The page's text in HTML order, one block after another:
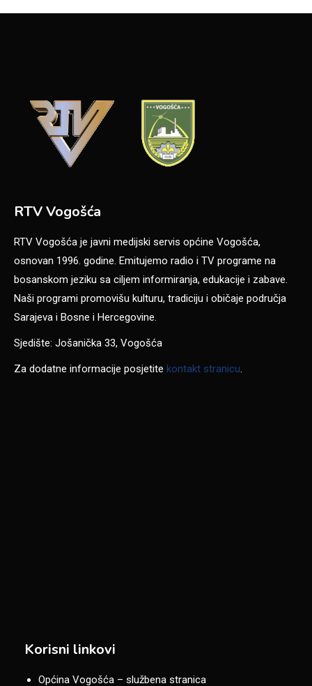
RTV Vogošća
RTV Vogošća je javni medijski servis općine Vogošća,
osnovan 1996. godine. Emitujemo radio i TV programe na
bosanskom jeziku sa ciljem informiranja, edukacije i zabave.
Naši programi promovišu kulturu, tradiciju i običaje područja
Sarajeva i Bosne i Hercegovine.
Sjedište: Jošanička 33, Vogošća
Za dodatne informacije posjetite kontakt stranicu.
Korisni linkovi
Općina Vogošća – službena stranica